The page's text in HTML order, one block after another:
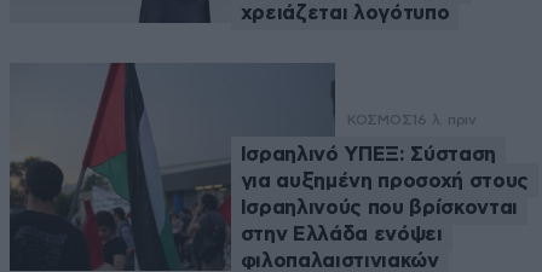
χρειάζεται λογότυπο
ΚΟΣΜΟΣ 16 λ. πριν
Ισραηλινό ΥΠΕΞ: Σύσταση
για αυξημένη προσοχή στους
Ισραηλινούς που βρίσκονται
στην Ελλάδα ενόψει
φιλοπαλαιστινιακών